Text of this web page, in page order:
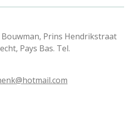
Prins Hendrikstraat
Pays Bas. Tel.